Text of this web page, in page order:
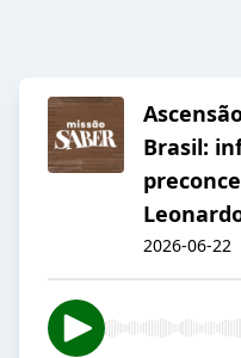
Brasil:
2026-06-22